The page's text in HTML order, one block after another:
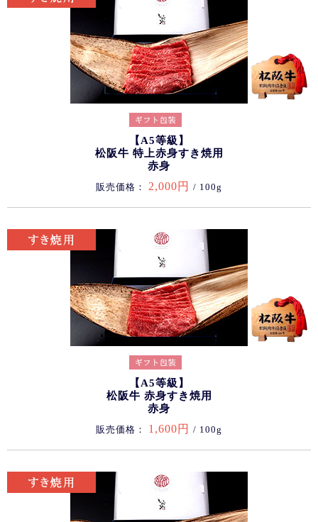
【A5等級】
松阪牛 特上赤身すき焼用
赤身
販売価格： 2,000円 / 100g
【A5等級】
松阪牛 赤身すき焼用
赤身
販売価格： 1,600円 / 100g